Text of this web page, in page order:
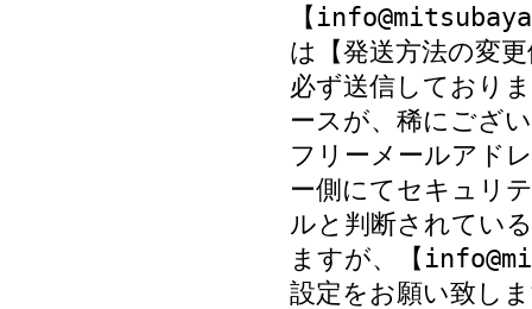
【
は【発送方法の変
必ず送信しており
ースが、稀にござ
フリーメールアド
ー側にてセキュリ
ルと判断されてい
ますが、【
設定をお願い致し